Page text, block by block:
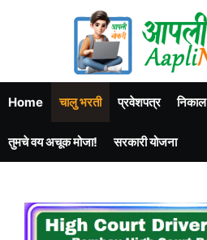
Home चालु भरती प्रवेशपत्र निकाल
तुमचे वय अचूक मोजा! सरकारी योजना